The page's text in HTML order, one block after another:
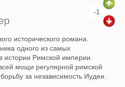
-1
исторического романа.
одного из самых
истории Римской империи.
мощи регулярной римской
за независимость Иудеи.